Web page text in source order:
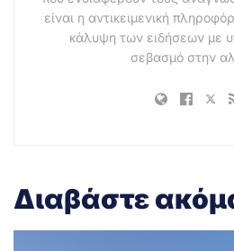
είναι η αντικειμενική
κάλυψη των ειδήσεων με
σεβασμό στην
Διαβάστε